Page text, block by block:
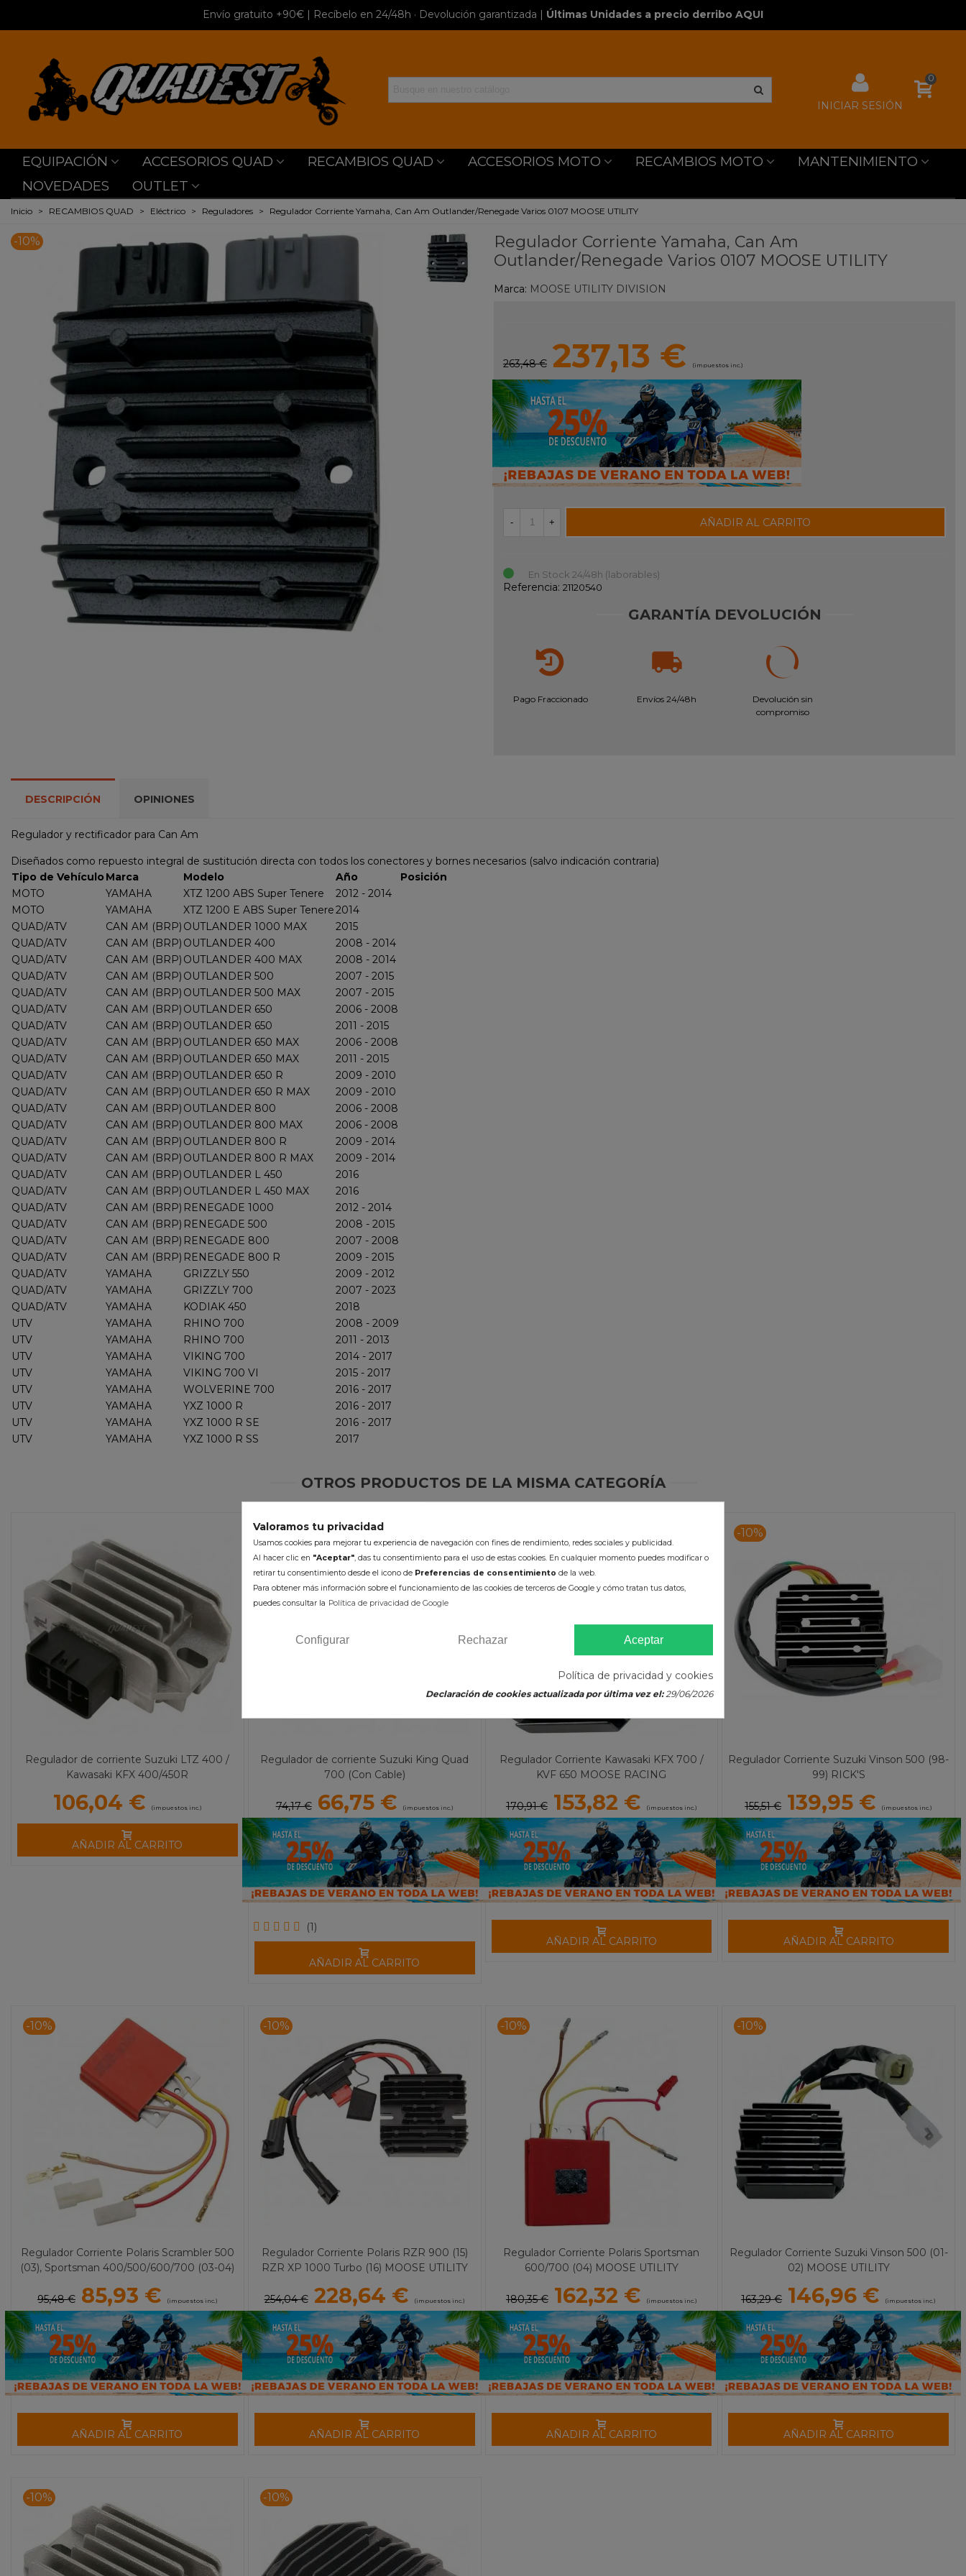
Envío gratuito +90€ | Recíbelo en 24/48h · Devolución garantizada | Últimas Unidades a precio derribo AQUI
INICIAR SESIÓN
0
EQUIPACIÓN ACCESORIOS QUAD RECAMBIOS QUAD ACCESORIOS MOTO RECAMBIOS MOTO
MANTENIMIENTO
NOVEDADES
OUTLET
Inicio > RECAMBIOS QUAD > Eléctrico > Reguladores > Regulador Corriente Yamaha, Can Am Outlander/Renegade Varios 0107 MOOSE UTILITY
-10%
Regulador Corriente Yamaha, Can Am
Outlander/Renegade Varios 0107 MOOSE UTILITY
Marca: MOOSE UTILITY DIVISION
263,48 € 237,13 € (impuestos inc.)
- + AÑADIR AL CARRITO
En Stock 24/48h (laborables)
Referencia: 21120540
GARANTÍA DEVOLUCIÓN
Pago Fraccionado Envíos 24/48h
Devolución sin
compromiso
DESCRIPCIÓN OPINIONES
Regulador y rectificador para Can Am
Diseñados como repuesto integral de sustitución directa con todos los conectores y bornes necesarios (salvo indicación contraria)
Tipo de Vehículo Marca Modelo Año
Posición
MOTO
YAMAHA XTZ 1200 ABS Super Tenere
2012 - 2014
MOTO
YAMAHA XTZ 1200 E ABS Super Tenere2014
QUAD/ATV
CAN AM (BRP) OUTLANDER 1000 MAX
2015
QUAD/ATV
CAN AM (BRP) OUTLANDER 400
2008 - 2014
QUAD/ATV
CAN AM (BRP) OUTLANDER 400 MAX
2008 - 2014
QUAD/ATV
CAN AM (BRP) OUTLANDER 500
2007 - 2015
QUAD/ATV
CAN AM (BRP) OUTLANDER 500 MAX
2007 - 2015
QUAD/ATV
CAN AM (BRP) OUTLANDER 650
2006 - 2008
QUAD/ATV
CAN AM (BRP) OUTLANDER 650
2011 - 2015
QUAD/ATV
CAN AM (BRP) OUTLANDER 650 MAX
2006 - 2008
QUAD/ATV
CAN AM (BRP) OUTLANDER 650 MAX
2011 - 2015
QUAD/ATV
CAN AM (BRP) OUTLANDER 650 R
2009 - 2010
QUAD/ATV
CAN AM (BRP) OUTLANDER 650 R MAX
2009 - 2010
QUAD/ATV
CAN AM (BRP) OUTLANDER 800
2006 - 2008
QUAD/ATV
CAN AM (BRP) OUTLANDER 800 MAX
2006 - 2008
QUAD/ATV
CAN AM (BRP) OUTLANDER 800 R
2009 - 2014
QUAD/ATV
CAN AM (BRP) OUTLANDER 800 R MAX
2009 - 2014
QUAD/ATV
CAN AM (BRP) OUTLANDER L 450
2016
QUAD/ATV
CAN AM (BRP) OUTLANDER L 450 MAX
2016
QUAD/ATV
CAN AM (BRP) RENEGADE 1000
2012 - 2014
QUAD/ATV
CAN AM (BRP) RENEGADE 500
2008 - 2015
QUAD/ATV
CAN AM (BRP) RENEGADE 800
2007 - 2008
QUAD/ATV
CAN AM (BRP) RENEGADE 800 R
2009 - 2015
QUAD/ATV
YAMAHA GRIZZLY 550
2009 - 2012
QUAD/ATV
YAMAHA GRIZZLY 700
2007 - 2023
QUAD/ATV
YAMAHA KODIAK 450
2018
UTV
YAMAHA RHINO 700
2008 - 2009
UTV
YAMAHA RHINO 700
2011 - 2013
UTV
YAMAHA VIKING 700
2014 - 2017
UTV
YAMAHA VIKING 700 VI
2015 - 2017
UTV
YAMAHA WOLVERINE 700
2016 - 2017
UTV
YAMAHA YXZ 1000 R
2016 - 2017
UTV
YAMAHA YXZ 1000 R SE
2016 - 2017
UTV
YAMAHA YXZ 1000 R SS 2017
OTROS PRODUCTOS DE LA MISMA CATEGORÍA
Regulador de corriente Suzuki LTZ 400 /
Kawasaki KFX 400/450R
106,04 € (impuestos inc.)
AÑADIR AL CARRITO
-10%
Regulador de corriente Suzuki King Quad
700 (Con Cable)
74,17 € 66,75 € (impuestos inc.)
(1)
AÑADIR AL CARRITO
Regulador Corriente Kawasaki KFX 700 /
KVF 650 MOOSE RACING
170,91 € 153,82 € (impuestos inc.)
AÑADIR AL CARRITO
-10%
Regulador Corriente Suzuki Vinson 500 (98-
99) RICK'S
155,51 € 139,95 € (impuestos inc.)
AÑADIR AL CARRITO
-10%
Regulador Corriente Polaris Scrambler 500
(03), Sportsman 400/500/600/700 (03-04)
95,48 € 85,93 € (impuestos inc.)
AÑADIR AL CARRITO
-10%
Regulador Corriente Polaris RZR 900 (15)
RZR XP 1000 Turbo (16) MOOSE UTILITY
254,04 € 228,64 € (impuestos inc.)
AÑADIR AL CARRITO
-10%
Regulador Corriente Polaris Sportsman
600/700 (04) MOOSE UTILITY
180,35 € 162,32 € (impuestos inc.)
AÑADIR AL CARRITO
-10%
Regulador Corriente Suzuki Vinson 500 (01-
02) MOOSE UTILITY
163,29 € 146,96 € (impuestos inc.)
AÑADIR AL CARRITO
-10% -10%
Valoramos tu privacidad
Usamos cookies para mejorar tu experiencia de navegación con fines de rendimiento, redes sociales y publicidad.
Al hacer clic en "Aceptar", das tu consentimiento para el uso de estas cookies. En cualquier momento puedes modificar o
retirar tu consentimiento desde el icono de Preferencias de consentimiento de la web.
Para obtener más información sobre el funcionamiento de las cookies de terceros de Google y cómo tratan tus datos,
puedes consultar la Política de privacidad de Google
Configurar Rechazar Aceptar
Política de privacidad y cookies
Declaración de cookies actualizada por última vez el:29/06/2026